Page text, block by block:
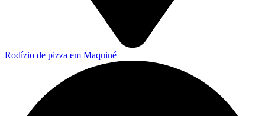
Rodízio de pizza em Maquiné